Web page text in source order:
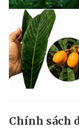
Chính sách